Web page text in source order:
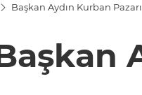
Başkan Aydın Kurban